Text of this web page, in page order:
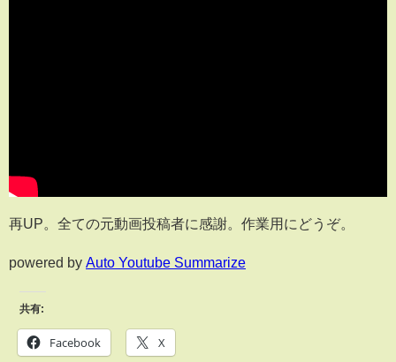
再UP。全ての元動画投稿者に感謝。作業用にどうぞ。
powered by Auto Youtube Summarize
共有:
Facebook X